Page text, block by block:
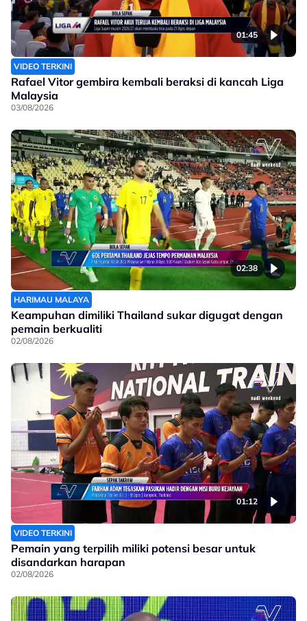
01:45
VIDEO TERKINI
Rafael Vitor gembira kembali beraksi di kancah Liga
Malaysia
03/08/2026
02:38
HARIMAU MALAYA
Keampuhan dimiliki Thailand sukar digugat dengan
pemain berkualiti
02/08/2026
01:12
VIDEO TERKINI
Pemain yang terpilih miliki potensi besar untuk
disandarkan harapan
02/08/2026